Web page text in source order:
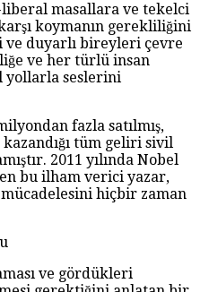
masallara ve tekelci
koymanın gerekliliğini
ve duyarlı bireyleri çevre
ve her türlü insan
yollarla seslerini
fazla satılmış,
tüm geliri sivil
2011 yılında Nobel
bu ilham verici yazar,
hiçbir zaman
ve gördükleri